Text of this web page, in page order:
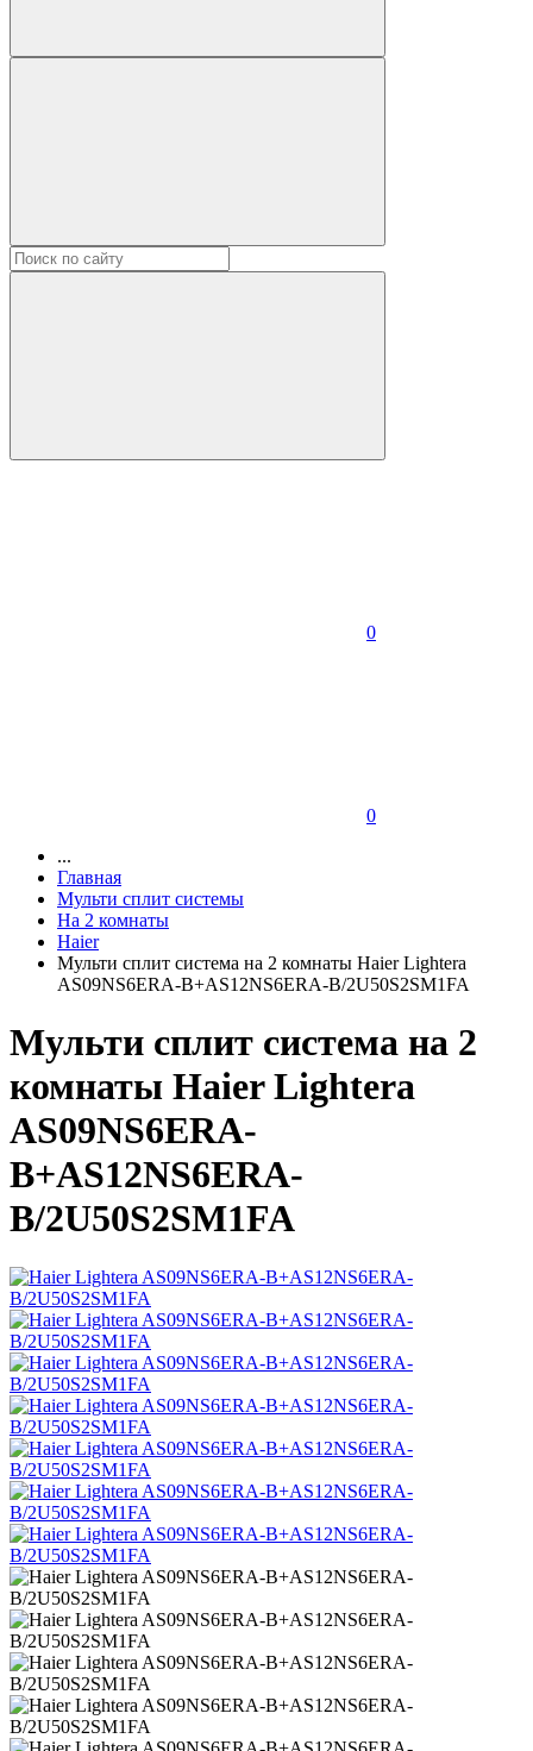
0
0
...
Главная
Мульти сплит системы
На 2 комнаты
Haier
Мульти сплит система на 2 комнаты Haier Lightera
AS09NS6ERA-B+AS12NS6ERA-B/2U50S2SM1FA
Мульти сплит система на 2
комнаты Haier Lightera
AS09NS6ERA-
B+AS12NS6ERA-
B/2U50S2SM1FA